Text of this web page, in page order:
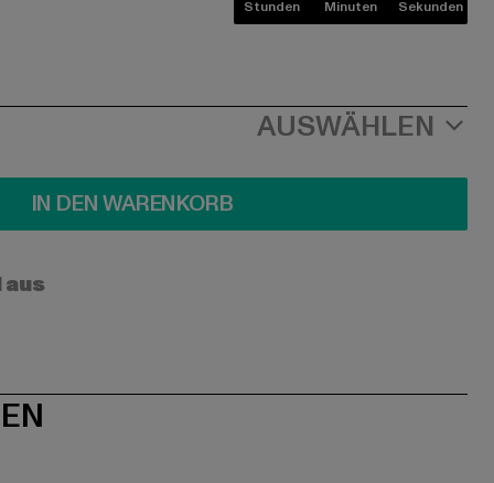
Stunden Minuten Sekunden
AUSWÄHLEN
IN DEN WARENKORB